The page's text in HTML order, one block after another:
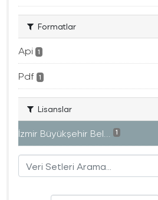
Formatlar
Api 1
Pdf 1
Lisanslar
İzmir Büyükşehir Bel... 1